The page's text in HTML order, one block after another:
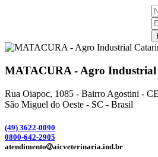
MATACURA - Agro Industrial
Rua Oiapoc, 1085 - Bairro Agostini -
São Miguel do Oeste - SC - Brasil
(49) 3622-0090
0800-642-2905
atendimento
aicveterinaria.ind.br